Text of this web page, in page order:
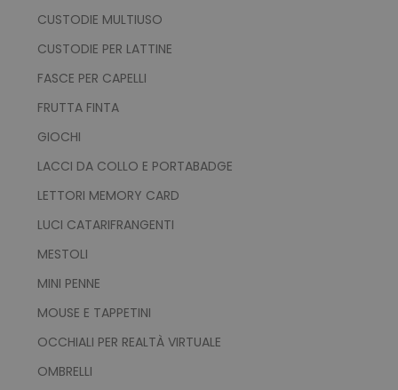
CUSTODIE MULTIUSO
CUSTODIE PER LATTINE
FASCE PER CAPELLI
FRUTTA FINTA
GIOCHI
LACCI DA COLLO E PORTABADGE
LETTORI MEMORY CARD
LUCI CATARIFRANGENTI
MESTOLI
MINI PENNE
MOUSE E TAPPETINI
OCCHIALI PER REALTÀ VIRTUALE
OMBRELLI